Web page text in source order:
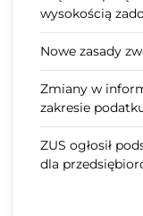
wysokością
Nowe zasady
Zmiany w
zakresie
ZUS ogłosił
dla